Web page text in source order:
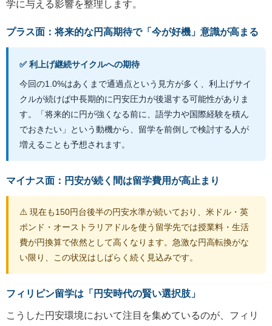
学に与える影響を整理します。
プラス面：将来的な円高期待で「今が好機」意識が高まる
✅ 利上げ継続サイクルへの期待
今回の1.0%はあくまで通過点という見方が多く、利上げサイ
クルが続けば中長期的に円安圧力が後退する可能性がありま
す。「将来的に円が強くなる前に、語学力や国際経験を積ん
でおきたい」という動機から、留学を前倒しで検討する人が
増えることも予想されます。
マイナス面：円安が続く間は留学費用が高止まり
⚠️ 現在も150円台後半の円安水準が続いており、米ドル・英
ポンド・オーストラリアドルを使う留学先では授業料・生活
費が円換算で依然として高くなります。急激な円高転換がな
い限り、この状況はしばらく続く見込みです。
フィリピン留学は「円安時代の賢い選択肢」
こうした円安環境において注目を集めているのが、フィリ